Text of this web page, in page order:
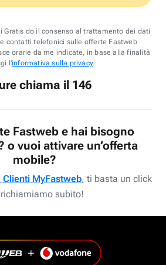
Gratis do il consenso al trattamento dei dati
contatti telefonici sulle offerte Fastweb
orarie da me indicate, in base alla finalità
l'informativa sulla privacy.
chiama il 146
Fastweb e hai bisogno
o vuoi attivare un’offerta
mobile?
Clienti MyFastweb, ti basta un click
subito!